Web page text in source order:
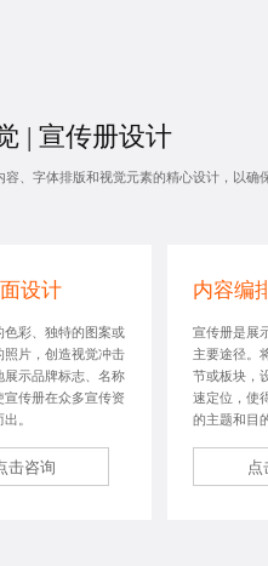
| 宣传册设计
容、字体排版和视觉元素的精心设计，以确
设计
色彩、独特的图案或
照片，创造视觉冲击
展示品牌标志、名称
宣传册在众多宣传资
。
击咨询
内容编
宣传册是展
主要途径。
节或板块，
速定位，使
的主题和目
点